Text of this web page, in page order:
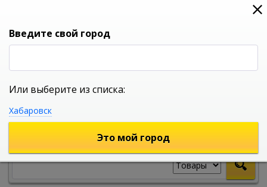
0
УНИВЕРСАЛЬНЫЙ ИНТЕРНЕТ МАГАЗИН
Введите свой город
Или выберите из списка:
Хабаровск
Это мой город